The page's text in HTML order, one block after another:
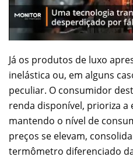
Já os produtos de luxo
inelástica ou, em alguns
peculiar. O consumidor
renda disponível, prioriza a
mantendo o nível de
preços se elevam,
termômetro diferenciado